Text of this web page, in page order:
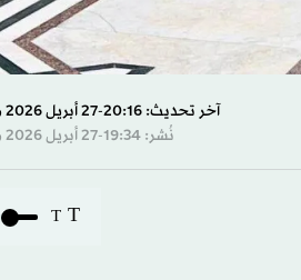
آخر تحديث: 20:16-27 أبريل 2026 م ـ 11 ذو القِعدة 1447 هـ
نُشر: 19:34-27 أبريل 2026 م ـ 11 ذو القِعدة 1447 هـ
T
T